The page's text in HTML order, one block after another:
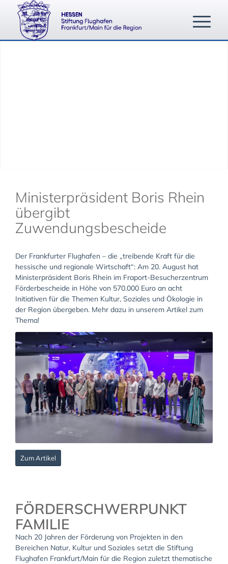
Ministerpräsident Boris Rhein
übergibt
Zuwendungsbescheide
Der Frankfurter Flughafen – die „treibende Kraft für die
hessische und regionale Wirtschaft“: Am 20. August hat
Ministerpräsident Boris Rhein im Fraport-Besucherzentrum
Förderbescheide in Höhe von 570.000 Euro an acht
Initiativen für die Themen Kultur, Soziales und Ökologie in
der Region übergeben. Mehr dazu in unserem Artikel zum
Thema!
Zum Artikel
FÖRDERSCHWERPUNKT
FAMILIE
Nach 20 Jahren der Förderung von Projekten in den
Bereichen Natur, Kultur und Soziales setzt die Stiftung
Flughafen Frankfurt/Main für die Region zuletzt thematische